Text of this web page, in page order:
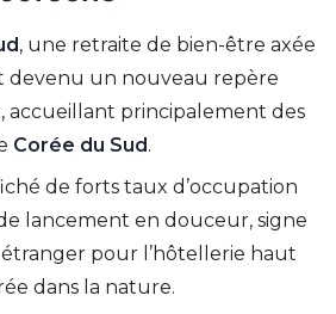
, une retraite de bien-être axée
devenu un nouveau repère
accueillant principalement des
Corée du Sud.
de forts taux d’occupation
lancement en douceur, signe
pour l’hôtellerie haut
dans la nature.